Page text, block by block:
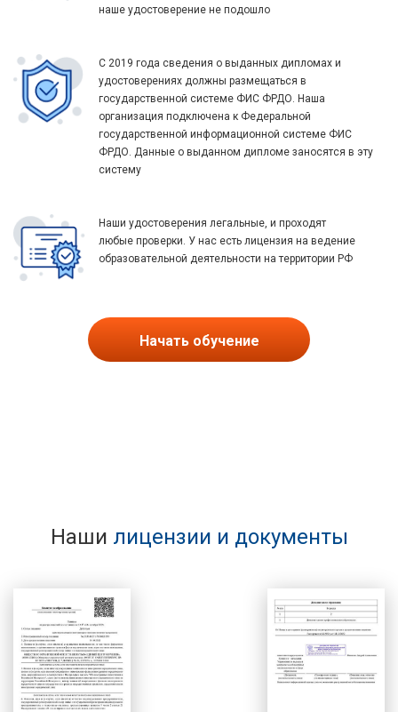
наше удостоверение не подошло
С 2019 года сведения о выданных дипломах и
удостоверениях должны размещаться в
государственной системе ФИС ФРДО. Наша
организация подключена к Федеральной
государственной информационной системе ФИС
ФРДО. Данные о выданном дипломе заносятся в эту
систему
Наши удостоверения легальные, и проходят
любые проверки. У нас есть лицензия на ведение
образовательной деятельности на территории РФ
Начать обучение
Наши лицензии и документы